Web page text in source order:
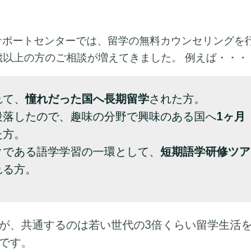
ートセンターでは、留学の無料カウンセリングを
上の方のご相談が増えてきました。 例えば・・・
て、憧れだった国へ長期留学された方。
したので、趣味の分野で興味のある国へ1ヶ月
。
ある語学学習の一環として、 短期語学研修ツア
方。
、共通するのは若い世代の3倍くらい留学生活
す。